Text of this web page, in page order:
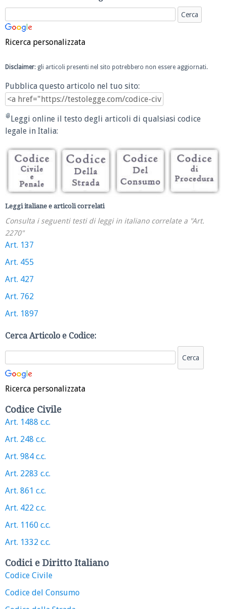
Ricerca personalizzata
Disclaimer: gli articoli presenti nel sito potrebbero non essere aggiornati.
Pubblica questo articolo nel tuo sito:
Leggi online il testo degli articoli di qualsiasi codice
legale in Italia:
Leggi italiane e articoli correlati
Consulta i seguenti testi di leggi in italiano correlate a "Art.
2270"
Art. 137
Art. 455
Art. 427
Art. 762
Art. 1897
Cerca Articolo e Codice:
Ricerca personalizzata
Codice Civile
Art. 1488 c.c.
Art. 248 c.c.
Art. 984 c.c.
Art. 2283 c.c.
Art. 861 c.c.
Art. 422 c.c.
Art. 1160 c.c.
Art. 1332 c.c.
Codici e Diritto Italiano
Codice Civile
Codice del Consumo